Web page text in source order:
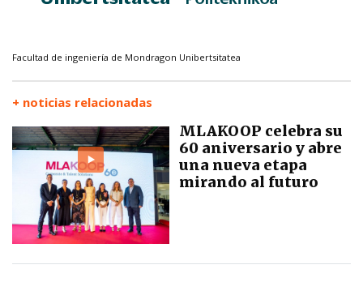
Facultad de ingeniería de Mondragon Unibertsitatea
+ noticias relacionadas
MLAKOOP celebra su
60 aniversario y abre
una nueva etapa
mirando al futuro